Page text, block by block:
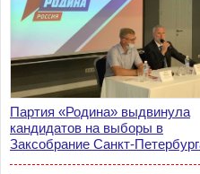
Партия «Родина» выдвинула
кандидатов на выборы в
Заксобрание Санкт-